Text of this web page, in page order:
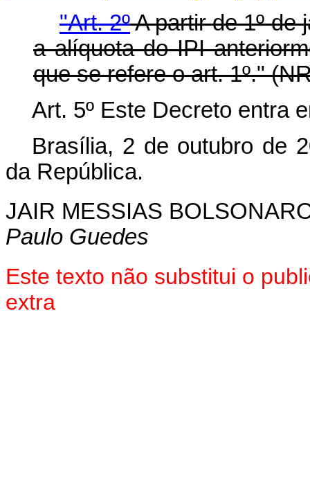
"Art. 2ºA partir de 1º de
a alíquota do IPI
que se refere o art. 1º."
Art. 5º Este Decreto entra
Brasília, 2 de outubro de
da República.
JAIR MESSIAS
Paulo Guedes
Este texto não substitui o
extra